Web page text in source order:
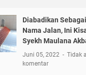
Diabadikan Sebagai
Nama Jalan, Ini
Syekh Maulana
Juni 05, 2022
Tidak
komentar